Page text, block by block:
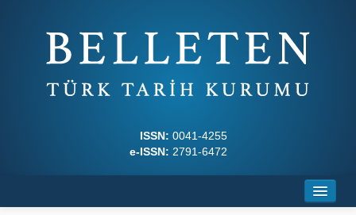
ISSN: 0041-4255
e-ISSN: 2791-6472